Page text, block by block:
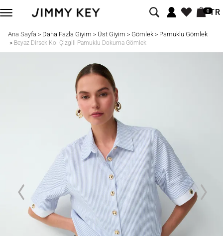
0TR
Ana Sayfa > Daha Fazla Giyim > Üst Giyim > Gömlek> Pamuklu Gömlek
> Beyaz Dirsek Kol Çizgili Pamuklu Dokuma Gömlek